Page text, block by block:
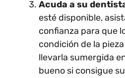
Acuda a su
esté disponible,
confianza para que
condición de la
llevarla sumergida
bueno si consigue